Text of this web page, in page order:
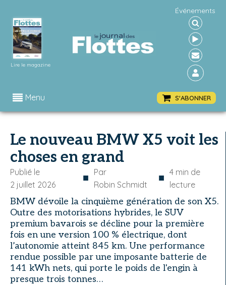
Lire le magazine
Événements
Menu S'ABONNER
Le nouveau BMW X5 voit les
choses en grand
Publié le
2 juillet 2026
■ Par
Robin Schmidt
■ 4 min de
lecture
BMW dévoile la cinquième génération de son X5.
Outre des motorisations hybrides, le SUV
premium bavarois se décline pour la première
fois en une version 100 % électrique, dont
l’autonomie atteint 845 km. Une performance
rendue possible par une imposante batterie de
141 kWh nets, qui porte le poids de l'engin à
presque trois tonnes…